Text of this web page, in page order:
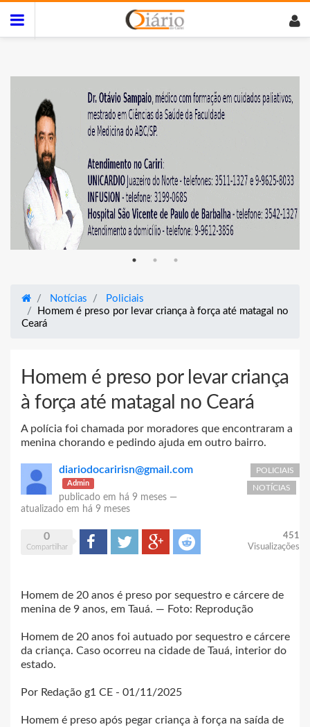
Notícias
Policiais
Homem é preso por levar criança à força até matagal no
Ceará
Homem é preso por levar criança
à força até matagal no Ceará
A polícia foi chamada por moradores que encontraram a
menina chorando e pedindo ajuda em outro bairro.
diariodocaririsn@gmail.com
Admin
publicado em há 9 meses —
atualizado em há 9 meses
POLICIAIS
NOTÍCIAS
0
Compartilhar
Compartilhar
Tweet Google+ Reddit
451
Visualizações
Homem de 20 anos é preso por sequestro e cárcere de
menina de 9 anos, em Tauá. — Foto: Reprodução
Homem de 20 anos foi autuado por sequestro e cárcere
da criança. Caso ocorreu na cidade de Tauá, interior do
estado.
Por Redação g1 CE - 01/11/2025
Homem é preso após pegar criança à força na saída de